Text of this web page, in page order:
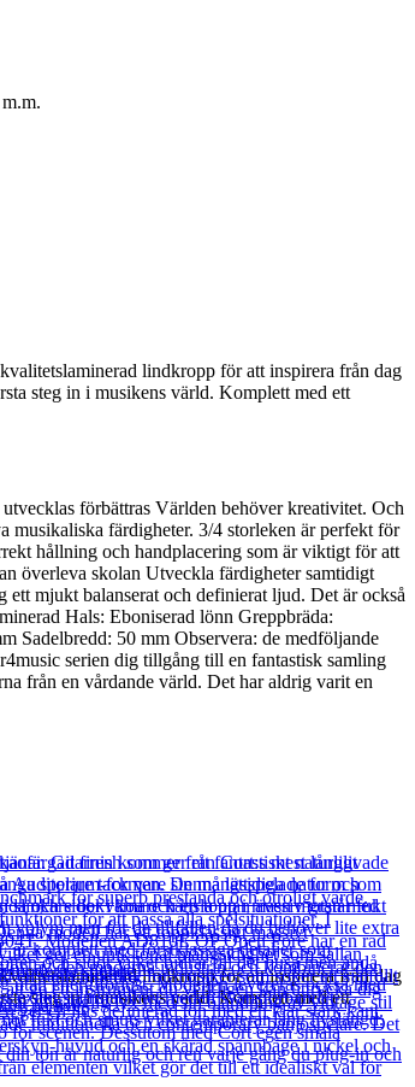
lindkropp för att inspirera från dag
steg in i musikens värld. Komplett med ett
förbättras Världen behöver kreativitet. Och
musikaliska färdigheter. 3/4 storleken är perfekt för
hållning och handplacering som är viktigt för att
överleva skolan Utveckla färdigheter samtidigt
mjukt balanserat och definierat ljud. Det är också
Hals: Eboniserad lönn Greppbräda:
Sadelbredd: 50 mm Observera: de medföljande
serien dig tillgång till en fantastisk samling
från en vårdande värld. Det har aldrig varit en
lindkropp för att inspirera från dag
steg in i musikens värld. Komplett med ett